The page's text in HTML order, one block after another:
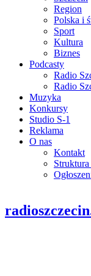
Region
Polska i
Sport
Kultura
Biznes
Podcasty
Radio
Radio
Muzyka
Konkursy
Studio S-1
Reklama
O nas
Kontakt